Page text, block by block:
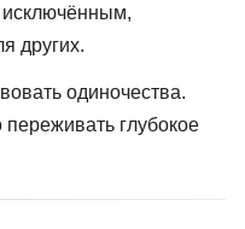
других.
одиночества.
глубокое